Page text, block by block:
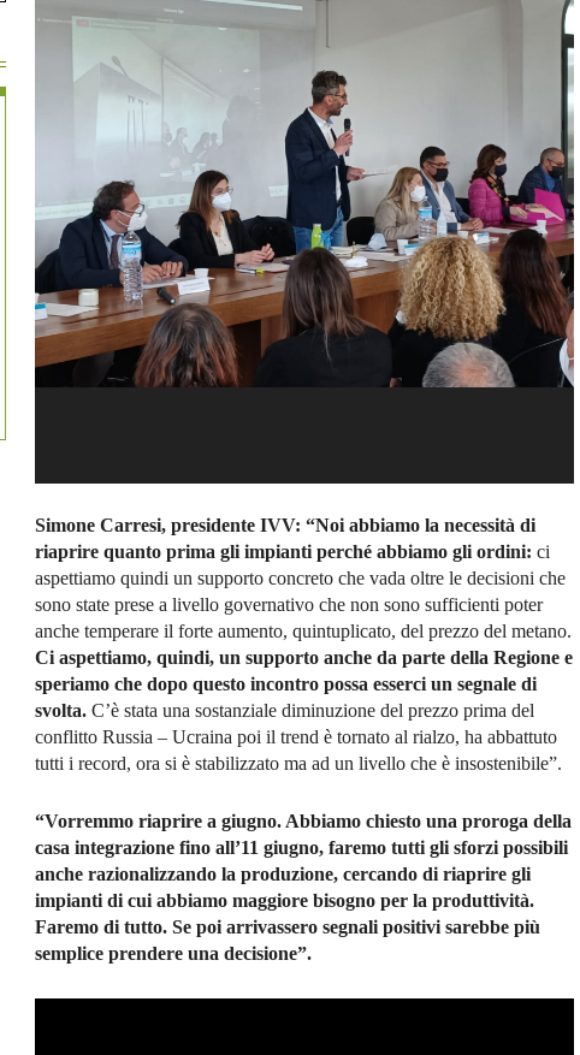
Simone Carresi, presidente IVV: “Noi abbiamo la necessità di
riaprire quanto prima gli impianti perché abbiamo gli ordini: ci
aspettiamo quindi un supporto concreto che vada oltre le decisioni che
sono state prese a livello governativo che non sono sufficienti poter
anche temperare il forte aumento, quintuplicato, del prezzo del metano.
Ci aspettiamo, quindi, un supporto anche da parte della Regione e
speriamo che dopo questo incontro possa esserci un segnale di
svolta. C’è stata una sostanziale diminuzione del prezzo prima del
conflitto Russia – Ucraina poi il trend è tornato al rialzo, ha abbattuto
tutti i record, ora si è stabilizzato ma ad un livello che è insostenibile”.
“Vorremmo riaprire a giugno. Abbiamo chiesto una proroga della
casa integrazione fino all’11 giugno, faremo tutti gli sforzi possibili
anche razionalizzando la produzione, cercando di riaprire gli
impianti di cui abbiamo maggiore bisogno per la produttività.
Faremo di tutto. Se poi arrivassero segnali positivi sarebbe più
semplice prendere una decisione”.